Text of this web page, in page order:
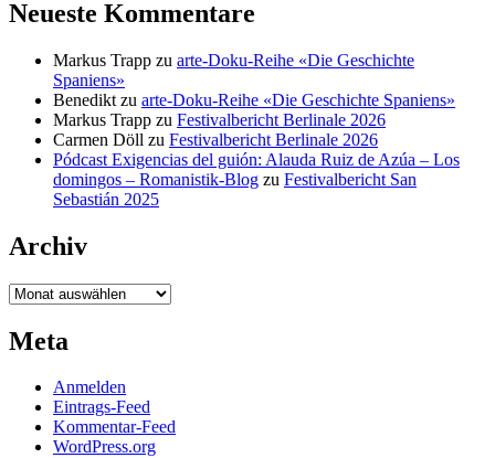
Neueste Kommentare
Markus Trapp zu arte-Doku-Reihe «Die Geschichte
Spaniens»
Benedikt zu arte-Doku-Reihe «Die Geschichte Spaniens»
Markus Trapp zu Festivalbericht Berlinale 2026
Carmen Döll zu Festivalbericht Berlinale 2026
Pódcast Exigencias del guión: Alauda Ruiz de Azúa – Los
domingos – Romanistik-Blog zu Festivalbericht San
Sebastián 2025
Archiv
Archiv
Meta
Anmelden
Eintrags-Feed
Kommentar-Feed
WordPress.org